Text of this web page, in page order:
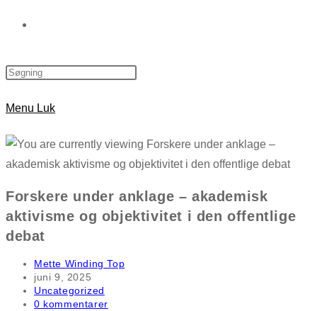
website
Menu Luk
Forskere under anklage – akademisk
aktivisme og objektivitet i den offentlige
debat
Post
author:
Mette Winding Top
Post
published:
juni 9, 2025
Post
category:
Uncategorized
Post
0 kommentarer